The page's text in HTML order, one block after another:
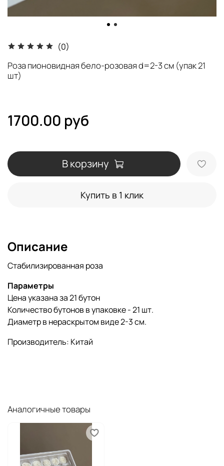
(0)
Роза пионовидная бело-розовая d=2-3 см (упак 21
шт)
1700.00 руб
В корзину
Купить в 1 клик
Описание
Стабилизированная роза
Параметры
Цена указана за 21 бутон
Количество бутонов в упаковке - 21 шт.
Диаметр в нераскрытом виде 2-3 см.
Производитель: Китай
Аналогичные товары